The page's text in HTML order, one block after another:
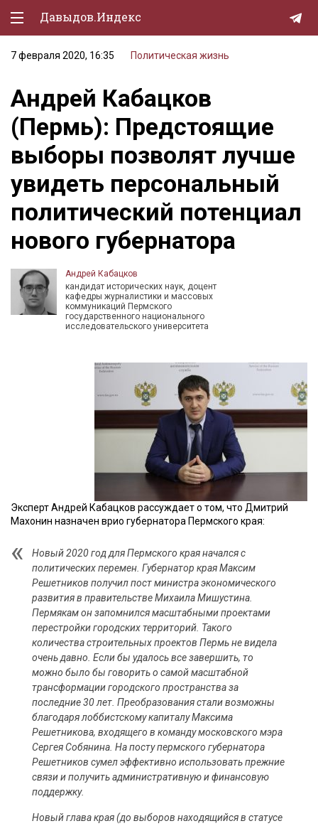
Давыдов.Индекс
Политическая жизнь
Экономика
Природа
Образование
Спорт
Культура
Lifestyle
Мурзилка
7 февраля 2020, 16:35 Политическая жизнь
Андрей Кабацков
(Пермь): Предстоящие
выборы позволят лучше
увидеть персональный
политический потенциал
нового губернатора
Андрей Кабацков
кандидат исторических наук, доцент
кафедры журналистики и массовых
коммуникаций Пермского
государственного национального
исследовательского университета
Эксперт Андрей Кабацков рассуждает о том, что Дмитрий
Махонин назначен врио губернатора Пермского края:
Новый 2020 год для Пермского края начался с
политических перемен. Губернатор края Максим
Решетников получил пост министра экономического
развития в правительстве Михаила Мишустина.
Пермякам он запомнился масштабными проектами
перестройки городских территорий. Такого
количества строительных проектов Пермь не видела
очень давно. Если бы удалось все завершить, то
можно было бы говорить о самой масштабной
трансформации городского пространства за
последние 30 лет. Преобразования стали возможны
благодаря лоббистскому капиталу Максима
Решетникова, входящего в команду московского мэра
Сергея Собянина. На посту пермского губернатора
Решетников сумел эффективно использовать прежние
связи и получить административную и финансовую
поддержку.
Новый глава края (до выборов находящийся в статусе